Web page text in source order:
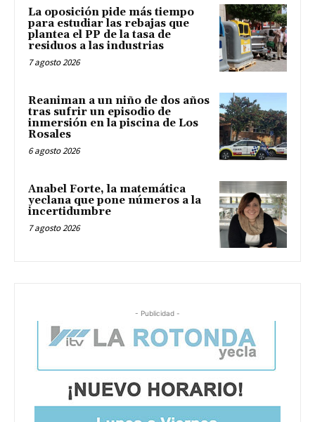
La oposición pide más tiempo
para estudiar las rebajas que
plantea el PP de la tasa de
residuos a las industrias
7 agosto 2026
Reaniman a un niño de dos años
tras sufrir un episodio de
inmersión en la piscina de Los
Rosales
6 agosto 2026
Anabel Forte, la matemática
yeclana que pone números a la
incertidumbre
7 agosto 2026
- Publicidad -